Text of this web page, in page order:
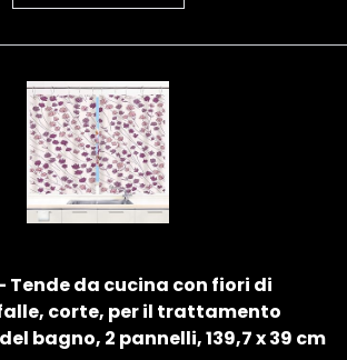
Tende da cucina con fiori di
corte, per il trattamento
bagno, 2 pannelli, 139,7 x 39 cm